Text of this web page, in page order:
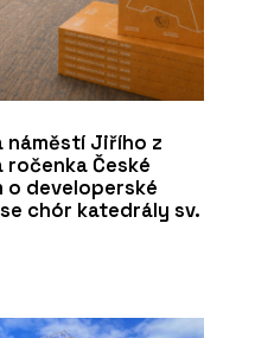
Jiřího z
ročenka České
developerské
chór katedrály sv.